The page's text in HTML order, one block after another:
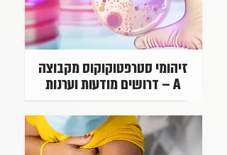
זיהומי סטרפטוקוקוס מקבוצה
A – דרושים מודעות וערנות